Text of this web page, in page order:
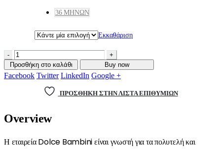
36 ΜΗΝΏΝ
Εκκαθάριση
-
+
Προσθήκη στο καλάθι
Buy now
Facebook Twitter LinkedIn Google +
ΠΡΌΣΘΉΚΗ ΣΤΗΝ ΛΊΣΤΑ ΕΠΙΘΥΜΙΏΝ
Overview
Η εταιρεία Dolce Bambini είναι γνωστή για τα πολυτελή και